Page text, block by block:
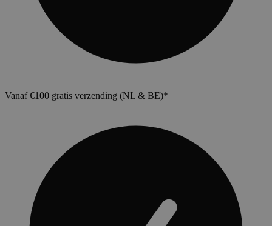
Vanaf €100 gratis verzending (NL & BE)*